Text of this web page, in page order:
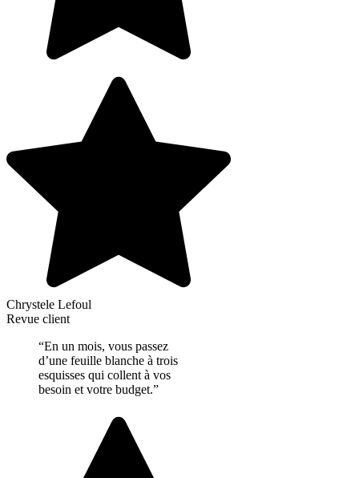
Chrystele Lefoul
Revue client
“En un mois, vous passez
d’une feuille blanche à trois
esquisses qui collent à vos
besoin et votre budget.”